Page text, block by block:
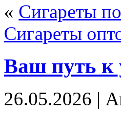
« Сигареты
Сигареты
Ваш путь к
26.05.2026 |